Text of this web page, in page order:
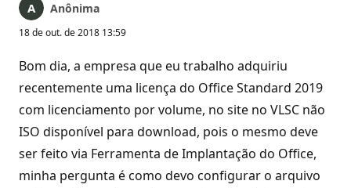
Anônima
18 de out. de 2018 13:59
Bom dia, a empresa que eu trabalho adquiriu
recentemente uma licença do Office Standard 2019
com licenciamento por volume, no site no VLSC não
ISO disponível para download, pois o mesmo deve
ser feito via Ferramenta de Implantação do Office,
minha pergunta é como devo configurar o arquivo